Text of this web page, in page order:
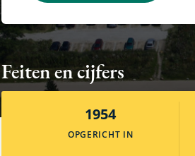
Feiten en cijfers
OPGERICHT IN
1954